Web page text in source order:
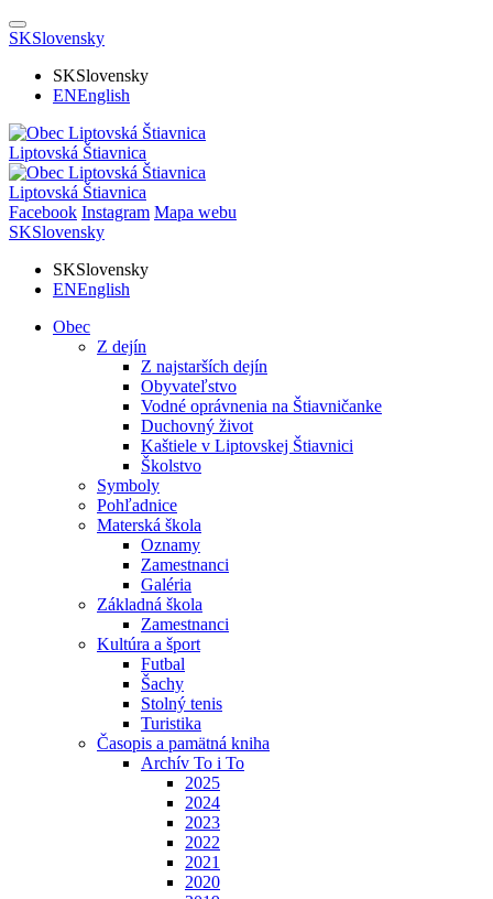
SKSlovensky
SKSlovensky
ENEnglish
Liptovská Štiavnica
Liptovská Štiavnica
Facebook Instagram Mapa webu
SKSlovensky
SKSlovensky
ENEnglish
Obec
Z dejín
Z najstarších dejín
Obyvateľstvo
Vodné oprávnenia na Štiavničanke
Duchovný život
Kaštiele v Liptovskej Štiavnici
Školstvo
Symboly
Pohľadnice
Materská škola
Oznamy
Zamestnanci
Galéria
Základná škola
Zamestnanci
Kultúra a šport
Futbal
Šachy
Stolný tenis
Turistika
Časopis a pamätná kniha
Archív To i To
2025
2024
2023
2022
2021
2020